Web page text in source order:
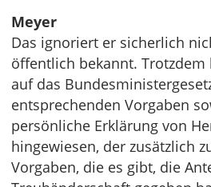
Meyer
Das ignoriert er sicherlich
öffentlich bekannt.
auf das
entsprechenden Vorgaben
persönliche Erklärung von
hingewiesen, der zusätzlich
Vorgaben, die es gibt, die